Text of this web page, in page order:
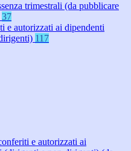
trimestrali (da pubblicare
37
e autorizzati ai dipendenti
117
e autorizzati ai